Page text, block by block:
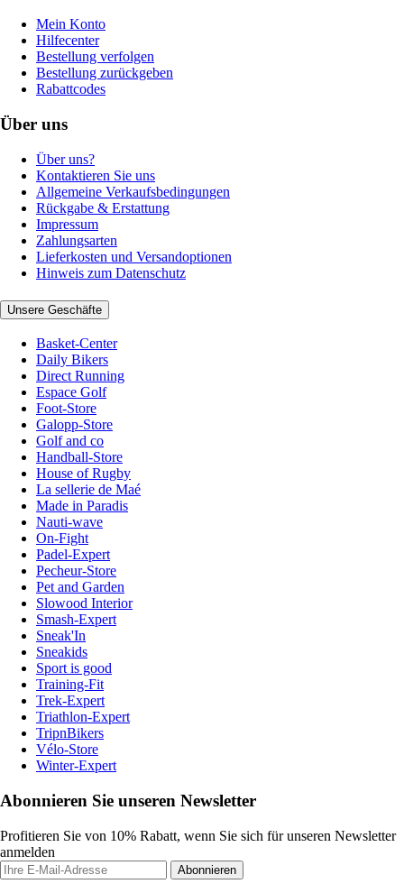
Mein Konto
Hilfecenter
Bestellung verfolgen
Bestellung zurückgeben
Rabattcodes
Über uns
Über uns?
Kontaktieren Sie uns
Allgemeine Verkaufsbedingungen
Rückgabe & Erstattung
Impressum
Zahlungsarten
Lieferkosten und Versandoptionen
Hinweis zum Datenschutz
Unsere Geschäfte
Basket-Center
Daily Bikers
Direct Running
Espace Golf
Foot-Store
Galopp-Store
Golf and co
Handball-Store
House of Rugby
La sellerie de Maé
Made in Paradis
Nauti-wave
On-Fight
Padel-Expert
Pecheur-Store
Pet and Garden
Slowood Interior
Smash-Expert
Sneak'In
Sneakids
Sport is good
Training-Fit
Trek-Expert
Triathlon-Expert
TripnBikers
Vélo-Store
Winter-Expert
Abonnieren Sie unseren Newsletter
Profitieren Sie von 10% Rabatt, wenn Sie sich für unseren Newsletter
anmelden
Abonnieren